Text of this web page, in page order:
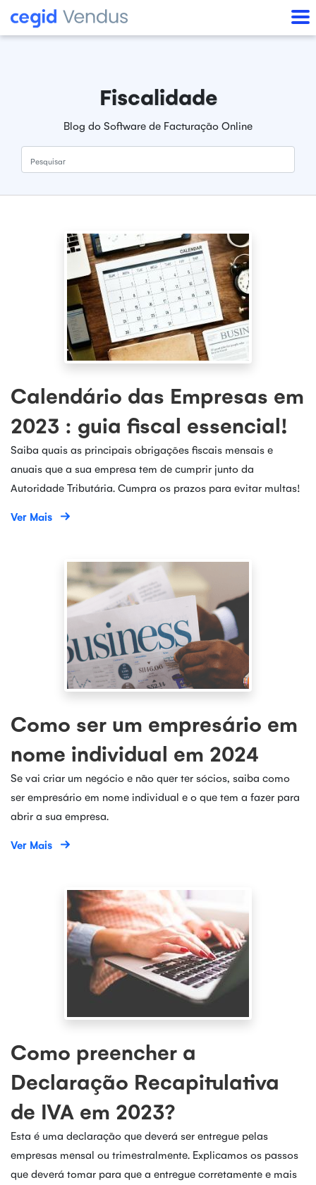
Fiscalidade
Blog do Software de Facturação Online
Calendário das Empresas em
2023 : guia fiscal essencial!
Saiba quais as principais obrigações fiscais mensais e
anuais que a sua empresa tem de cumprir junto da
Autoridade Tributária. Cumpra os prazos para evitar multas!
Ver Mais
Como ser um empresário em
nome individual em 2024
Se vai criar um negócio e não quer ter sócios, saiba como
ser empresário em nome individual e o que tem a fazer para
abrir a sua empresa.
Ver Mais
Como preencher a
Declaração Recapitulativa
de IVA em 2023?
Esta é uma declaração que deverá ser entregue pelas
empresas mensal ou trimestralmente. Explicamos os passos
que deverá tomar para que a entregue corretamente e mais